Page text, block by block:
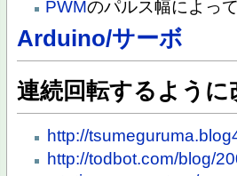
PWMのパルス幅によっ
Arduino/サーボ
連続回転するように
http://
http://todbot.com/blog/